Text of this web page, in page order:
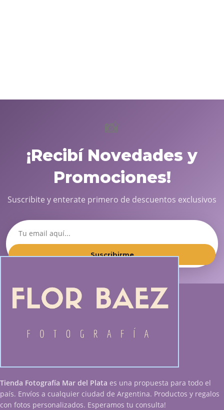
📸
¡Recibí Novedades y
Promociones!
Suscribite y enterate primero de descuentos exclusivos
Suscribirme
Tienda Fotografía Mar del Plata es una propuesta para todo el
país. Envíos a cualquier ciudad de Argentina. Productos y regalos
con fotos personalizados. Esperamos tu consulta!